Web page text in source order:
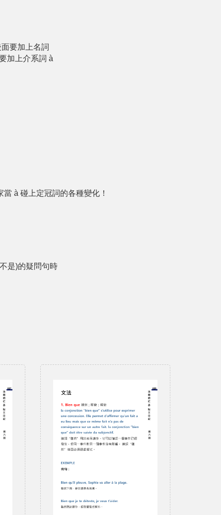
要加上名詞
加上介系詞 à
à 碰上定冠詞的各種變化！
是)的疑問句時